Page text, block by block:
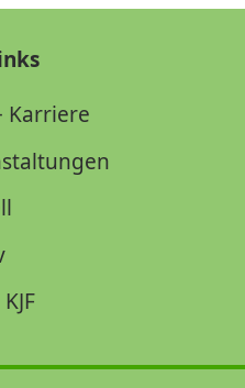
Karriere